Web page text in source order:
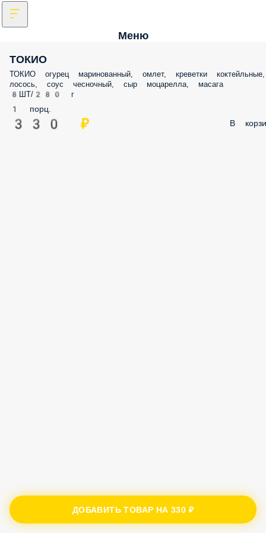
Меню
ТОКИО
ТОКИО огурец маринованный, омлет, креветки коктейльные,
лосось, соус чесночный, сыр моцарелла, масага
8ШТ/280 г
1 порц.
330 ₽ В
ДОБАВИТЬ ТОВАР НА330 ₽